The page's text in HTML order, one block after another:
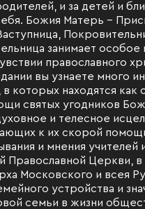
и за детей и
Божия Матерь -
занимает особое
православного
вы узнаете много
в которых находятся как
святых угодников
и телесное
к их скорой
и мнения учителей
Православной Церкви, в
Московского и всея
устройства и
семьи в жизни